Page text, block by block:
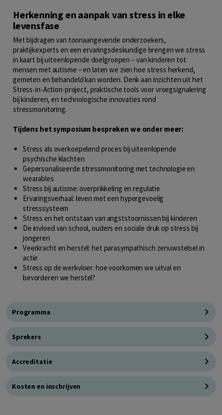
Herkenning en aanpak van stress in elke
levensfase
Met bijdragen van toonaangevende onderzoekers,
praktijkexperts en een ervaringsdeskundige brengen we stress
in kaart bij uiteenlopende doelgroepen – van kinderen tot
mensen met autisme – en laten we zien hoe stress herkend,
gemeten en behandeld kan worden. Denk aan inzichten uit het
Stress-in-Action-project, praktische tools voor vroegsignalering
bij kinderen, en technologische innovaties rond
stressmonitoring.
Tijdens het symposium bespreken we onder meer:
Stress als overkoepelend proces bij uiteenlopende
psychische klachten
Gepersonaliseerde stressmonitoring met technologie en
wearables
Stress bij autisme: overprikkeling en regulatie
Ervaringsverhaal: leven met een hypergevoelig
stresssysteem
Stress en het ontstaan van angststoornissen bij kinderen
De invloed van school, ouders en sociale druk op stress bij
jongeren
Veerkracht en herstel: het parasympathisch zenuwstelsel in
actie
Stress op de werkvloer: hoe voorkomen we uitval en
bevorderen we herstel?
Programma
Sprekers
Accreditatie
Kosten en inschrijven